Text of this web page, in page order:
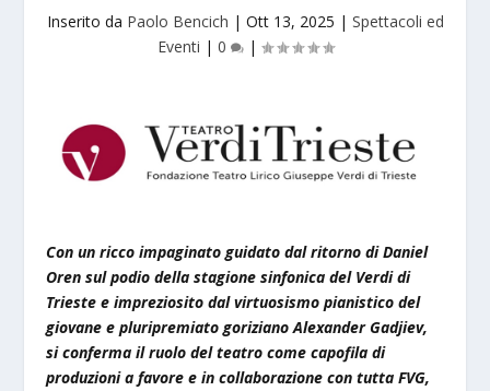
Inserito da Paolo Bencich | Ott 13, 2025 | Spettacoli ed
Eventi | 0 |
Con un ricco impaginato guidato dal ritorno di Daniel
Oren sul podio della stagione sinfonica del Verdi di
Trieste e impreziosito dal virtuosismo pianistico del
giovane e pluripremiato goriziano Alexander Gadjiev,
si conferma il ruolo del teatro come capofila di
produzioni a favore e in collaborazione con tutta FVG,